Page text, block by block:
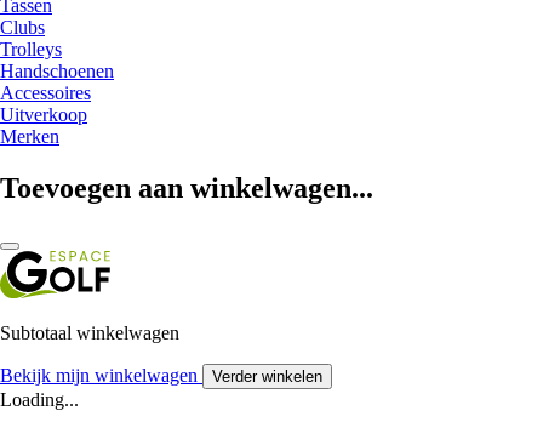
Tassen
Clubs
Trolleys
Handschoenen
Accessoires
Uitverkoop
Merken
Toevoegen aan winkelwagen...
Subtotaal winkelwagen
Bekijk mijn winkelwagen Verder winkelen
Loading...